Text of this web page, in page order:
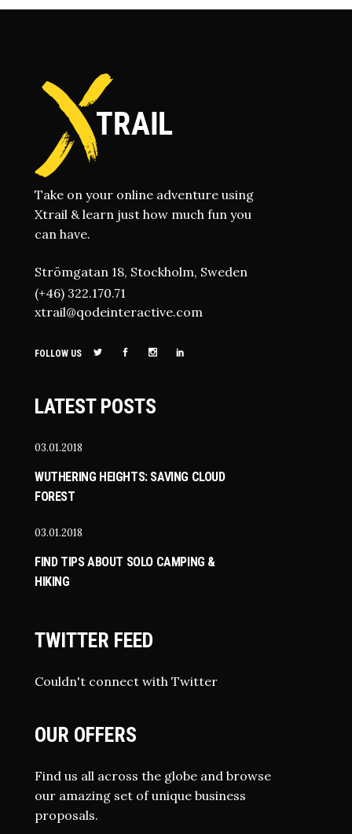
Take on your online adventure using
Xtrail & learn just how much fun you
can have.
Strömgatan 18, Stockholm, Sweden
(+46) 322.170.71
xtrail@qodeinteractive.com
FOLLOW US
LATEST POSTS
03.01.2018
WUTHERING HEIGHTS: SAVING CLOUD
FOREST
03.01.2018
FIND TIPS ABOUT SOLO CAMPING &
HIKING
TWITTER FEED
Couldn't connect with Twitter
OUR OFFERS
Find us all across the globe and browse
our amazing set of unique business
proposals.